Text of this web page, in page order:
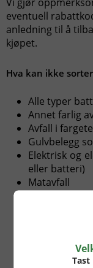
eventuell
anledning til å
kjøpet.
Hva kan ikke
Alle typer
Annet farlig
Avfall i
Gulvbelegg
Elektrisk og
eller batteri)
Matavfall
Masser